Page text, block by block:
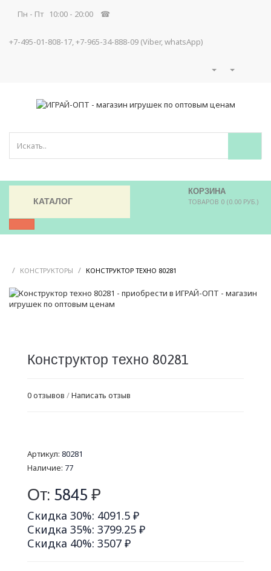
Пн - Пт 10:00 - 20:00 ☎
+7-495-01-808-17, +7-965-34-888-09 (Viber, whatsApp)
КОРЗИНА
ТОВАРОВ 0 (0.00 РУБ.)
КАТАЛОГ
/ КОНСТРУКТОРЫ / КОНСТРУКТОР ТЕХНО 80281
Конструктор техно 80281
0 отзывов /Написать отзыв
Артикул: 80281
Наличие: 77
От: 5845 ₽
Скидка 30%: 4091.5 ₽
Скидка 35%: 3799.25 ₽
Скидка 40%: 3507 ₽